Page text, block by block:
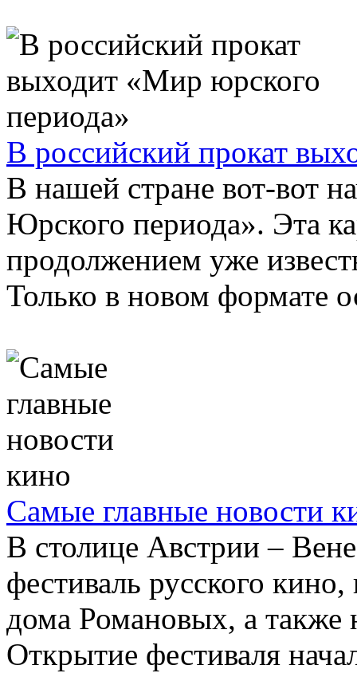
В российский прокат
В нашей стране вот-вот
Юрского периода». Эта
продолжением уже
Только в новом формате
Самые главные новости
В столице Австрии –
фестиваль русского
дома Романовых, а
Открытие фестиваля